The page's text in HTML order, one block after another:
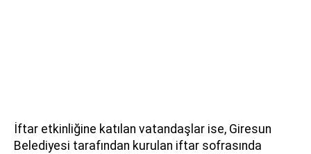
İftar etkinliğine katılan vatandaşlar ise, Giresun
Belediyesi tarafından kurulan iftar sofrasında